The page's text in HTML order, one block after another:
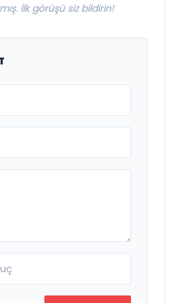
İlk görüşü siz bildirin!